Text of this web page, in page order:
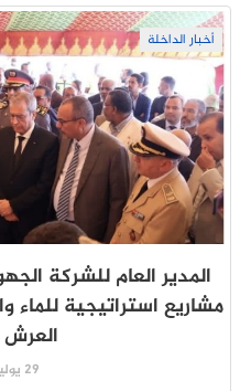
أخبار الداخلة
المدير العام للشركة
مشاريع استراتيجية للماء
العرش
29 يوليو 2026